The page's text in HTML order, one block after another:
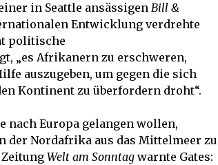
in Seattle ansässigen Bill &
Entwicklung verdrehte
politische
„es Afrikanern zu erschweren,
auszugeben, um gegen die sich
Kontinent zu überfordern droht“.
nach Europa gelangen wollen,
der Nordafrika aus das Mittelmeer zu
Welt am Sonntag warnte Gates: